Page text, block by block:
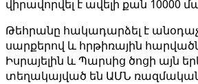
վիրավորվել է ավելի քան 10000
Թեհրանը հակադարձել է
սարքերով և հրթիռային
Իսրայելին և Պարսից ծոցի այն
տեղակայված են ԱՄՆ